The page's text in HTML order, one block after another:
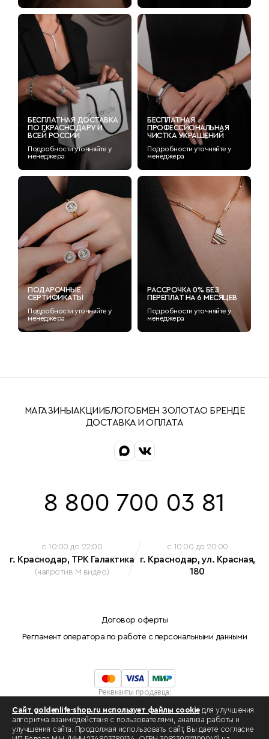
БЕСПЛАТНАЯ ДОСТАВКА
ПО Г.КРАСНОДАРУ И
ВСЕЙ РОССИИ
Подробности уточняйте у
менеджера
БЕСПЛАТНАЯ
ПРОФЕССИОНАЛЬНАЯ
ЧИСТКА УКРАШЕНИЙ
Подробности уточняйте у
менеджера
ПОДАРОЧНЫЕ
СЕРТИФИКАТЫ
Подробности уточняйте у
менеджера
РАССРОЧКА 0% БЕЗ
ПЕРЕПЛАТ НА 6 МЕСЯЦЕВ
Подробности уточняйте у
менеджера
МАГАЗИНЫ АКЦИИБЛОГОБМЕН ЗОЛОТАО БРЕНДЕ
ДОСТАВКА И ОПЛАТА
8 800 700 03 81
c 10:00 до 22:00
г. Краснодар, ТРК Галактика
(напротив М видео)
c 10:00 до 20:00
г. Краснодар, ул. Красная,
180
Договор оферты
Регламент оператора по работе с персональными данными
Реквизиты продавца:
ОГРНИП: 308230912100042
ИНН: 234803780134 .
Разработка сайта -swat.one
Сайт goldenlife-shop.ru использует файлы cookieдля улучшения
алгоритма взаимодействия с пользователями, анализа работы и
улучшения сайта. Продолжая использовать сайт, Вы даете согласие